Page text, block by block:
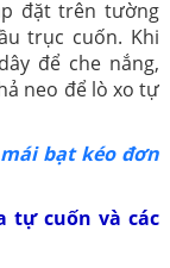
đặt trên tường
trục cuốn. Khi
để che nắng,
neo để lò xo tự
bạt kéo đơn
tự cuốn và các